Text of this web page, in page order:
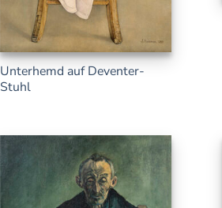
Unterhemd auf Deventer-
Stuhl